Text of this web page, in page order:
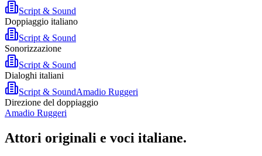
Script & Sound
Doppiaggio italiano
Script & Sound
Sonorizzazione
Script & Sound
Dialoghi italiani
Script & SoundAmadio Ruggeri
Direzione del doppiaggio
Amadio Ruggeri
Attori originali e voci italiane.